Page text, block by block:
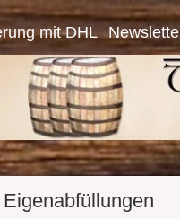
mit DHL
Eigenabfüllungen